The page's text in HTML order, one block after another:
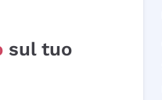
sul tuo